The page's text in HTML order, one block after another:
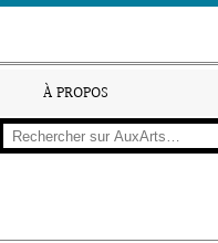
À PROPOS